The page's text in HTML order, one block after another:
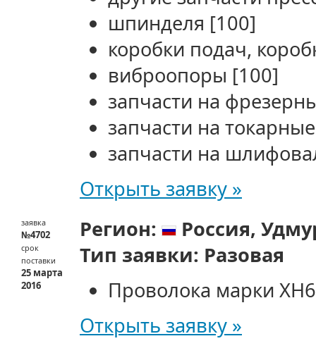
шпинделя [100]
коробки подач,
виброопоры [100]
запчасти на
запчасти на
запчасти на
Открыть заявку »
заявка
№4702
срок
поставки
25 марта
2016
Регион: Россия,
Тип заявки: Разовая
Проволока марки
Открыть заявку »